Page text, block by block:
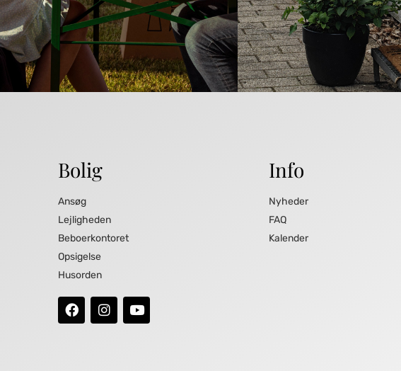
Bolig
Ansøg
Lejligheden
Beboerkontoret
Opsigelse
Husorden
Info
Nyheder
FAQ
Kalender